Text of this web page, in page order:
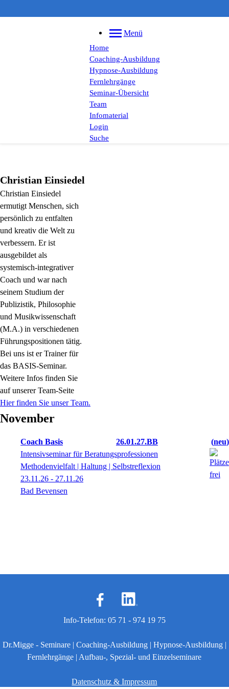
Menü
Home
Coaching-Ausbildung
Hypnose-Ausbildung
Fernlehrgänge
Seminar-Übersicht
Team
Infomaterial
Login
Suche
Christian Einsiedel
Christian Einsiedel
ermutigt Menschen, sich
persönlich zu entfalten
und kreativ die Welt zu
verbessern. Er ist
ausgebildet als
systemisch-integrativer
Coach und war nach
seinem Studium der
Publizistik, Philosophie
und Musikwissenschaft
(M.A.) in verschiedenen
Führungspositionen tätig.
Bei uns ist er Trainer für
das BASIS-Seminar.
Weitere Infos finden Sie
auf unserer Team-Seite
Hier finden Sie unser Team.
November
Coach Basis 26.01.27.BB
neu
Intensivseminar für Beratungsprofessionen
Methodenvielfalt | Haltung | Selbstreflexion
23.11.26 - 27.11.26
Bad Bevensen
Info-Telefon: 05 71 - 974 19 75
Dr.Migge - Seminare | Coaching-Ausbildung | Hypnose-Ausbildung |
Fernlehrgänge | Aufbau-, Spezial- und Einzelseminare
Datenschutz & Impressum